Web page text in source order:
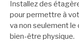
Installez des
pour permettre à
va non seulement le
bien-être physique.